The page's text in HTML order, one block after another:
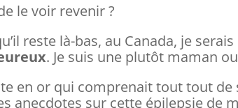
le voir revenir ?
reste là-bas, au Canada, je
. Je suis une plutôt maman
en or qui comprenait tout tout
anecdotes sur cette épilepsie de